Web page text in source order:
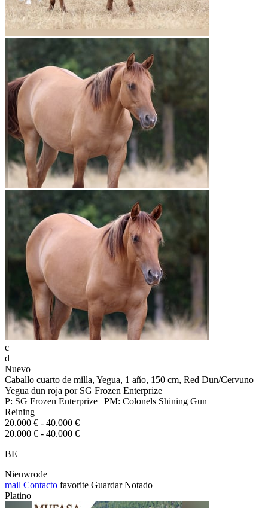
c
d
Nuevo
Caballo cuarto de milla, Yegua, 1 año, 150 cm, Red Dun/Cervuno
Yegua dun roja por SG Frozen Enterprize
P: SG Frozen Enterprize | PM: Colonels Shining Gun
Reining
20.000 € - 40.000 €
20.000 € - 40.000 €
BE
Nieuwrode
mail Contacto favorite Guardar Notado
Platino